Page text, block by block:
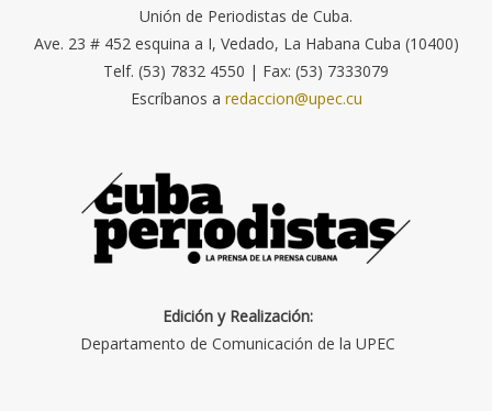
Unión de Periodistas de Cuba.
Ave. 23 # 452 esquina a I, Vedado, La Habana Cuba (10400)
Telf. (53) 7832 4550 | Fax: (53) 7333079
Escríbanos a redaccion@upec.cu
Edición y Realización:
Departamento de Comunicación de la UPEC